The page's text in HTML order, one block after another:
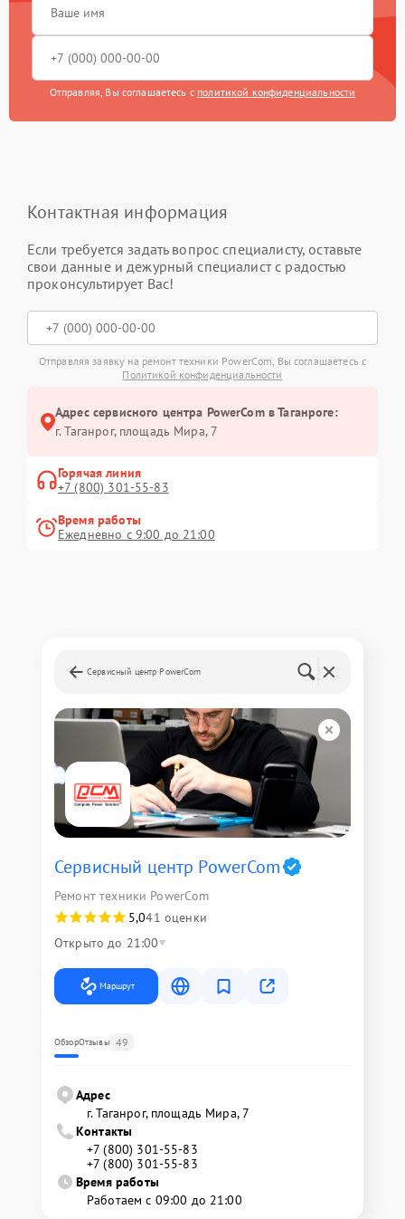
Отправляя, Вы соглашаетесь с политикой конфиденциальности
Контактная информация
Если требуется задать вопрос специалисту, оставьте
свои данные и дежурный специалист с радостью
проконсультирует Вас!
Отправляя заявку на ремонт техники PowerCom, Вы соглашаетесь с
Политикой конфиденциальности
Адрес сервисного центра PowerCom в Таганроге:
г. Таганрог, площадь Мира, 7
Горячая линия
+7 (800) 301-55-83
Время работы
Ежедневно с 9:00 до 21:00
Сервисный центр PowerCom
Сервисный центр PowerCom
Ремонт техники PowerCom
5,041 оценки
Открыто до 21:00
Маршрут
ОбзорОтзывы 49
Адрес
г. Таганрог, площадь Мира, 7
Контакты
+7 (800) 301-55-83
+7 (800) 301-55-83
Время работы
Работаем с 09:00 до 21:00